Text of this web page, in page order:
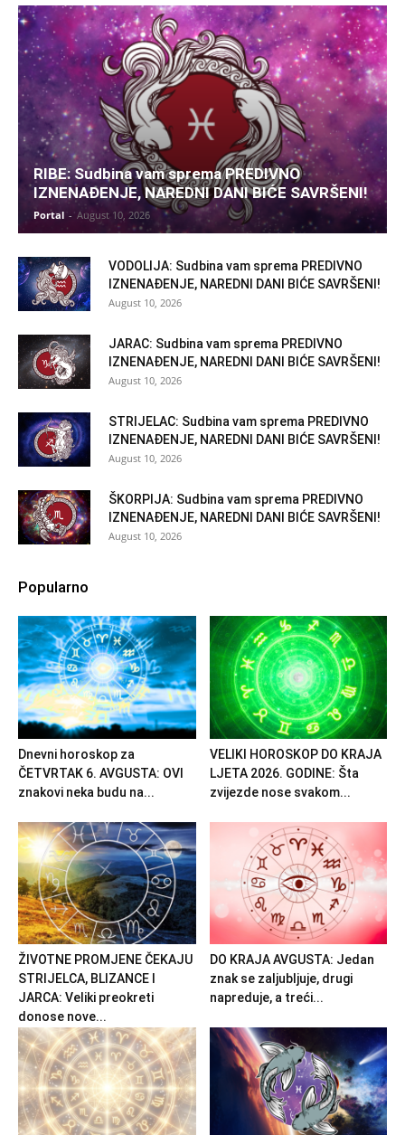
RIBE: Sudbina vam sprema PREDIVNO
IZNENAĐENJE, NAREDNI DANI BIĆE SAVRŠENI!
Portal - August 10, 2026
VODOLIJA: Sudbina vam sprema PREDIVNO
IZNENAĐENJE, NAREDNI DANI BIĆE SAVRŠENI!
August 10, 2026
JARAC: Sudbina vam sprema PREDIVNO
IZNENAĐENJE, NAREDNI DANI BIĆE SAVRŠENI!
August 10, 2026
STRIJELAC: Sudbina vam sprema PREDIVNO
IZNENAĐENJE, NAREDNI DANI BIĆE SAVRŠENI!
August 10, 2026
ŠKORPIJA: Sudbina vam sprema PREDIVNO
IZNENAĐENJE, NAREDNI DANI BIĆE SAVRŠENI!
August 10, 2026
Popularno
Dnevni horoskop za
ČETVRTAK 6. AVGUSTA: OVI
znakovi neka budu na...
VELIKI HOROSKOP DO KRAJA
LJETA 2026. GODINE: Šta
zvijezde nose svakom...
ŽIVOTNE PROMJENE ČEKAJU
STRIJELCA, BLIZANCE I
JARCA: Veliki preokreti
donose nove...
DO KRAJA AVGUSTA: Jedan
znak se zaljubljuje, drugi
napreduje, a treći...